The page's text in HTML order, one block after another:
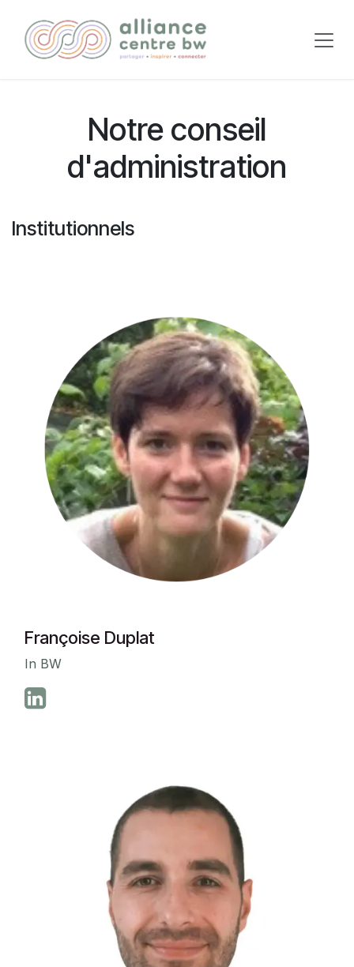
Notre conseil
d'administration
Institutionnels
Françoise Duplat
In BW